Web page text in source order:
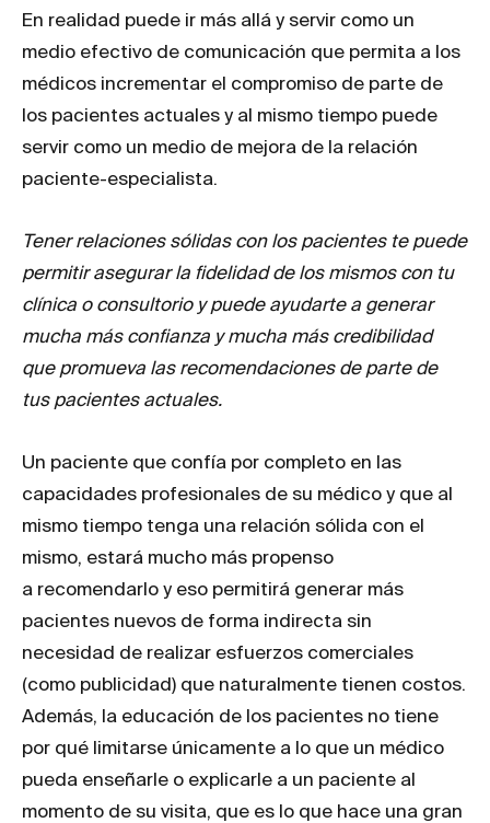
En realidad puede ir más allá y servir como un
medio efectivo de comunicación que permita a los
médicos incrementar el compromiso de parte de
los pacientes actuales y al mismo tiempo puede
servir como un medio de mejora de la relación
paciente-especialista.
Tener relaciones sólidas con los pacientes te puede
permitir asegurar la fidelidad de los mismos con tu
clínica o consultorio y puede ayudarte a generar
mucha más confianza y mucha más credibilidad
que promueva las recomendaciones de parte de
tus pacientes actuales.
Un paciente que confía por completo en las
capacidades profesionales de su médico y que al
mismo tiempo tenga una relación sólida con el
mismo, estará mucho más propenso
a recomendarlo y eso permitirá generar más
pacientes nuevos de forma indirecta sin
necesidad de realizar esfuerzos comerciales
(como publicidad) que naturalmente tienen costos.
Además, la educación de los pacientes no tiene
por qué limitarse únicamente a lo que un médico
pueda enseñarle o explicarle a un paciente al
momento de su visita, que es lo que hace una gran